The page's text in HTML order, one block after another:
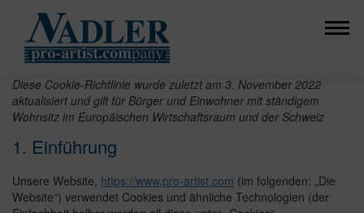
Diese Cookie-Richtlinie wurde zuletzt am 3. November 2022
aktualisiert und gilt für Bürger und Einwohner mit ständigem
Wohnsitz im Europäischen Wirtschaftsraum und der Schweiz
1. Einführung
Unsere Website, https://www.pro-artist.com (im folgenden: „Die
Website“) verwendet Cookies und ähnliche Technologien (der